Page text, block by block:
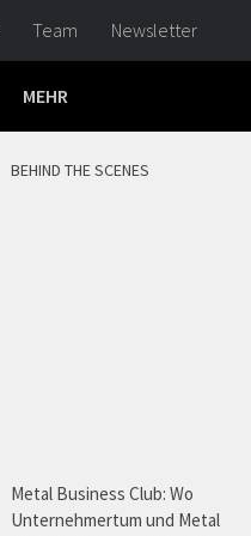
Team Newsletter
MEHR
BEHIND THE SCENES
Metal Business Club: Wo
Unternehmertum und Metal